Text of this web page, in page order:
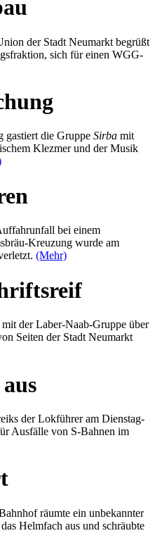
der Stadt Neumarkt begrüßt
sich für einen WGG-
gastiert die Gruppe Sirba mit
Klezmer und der Musik
bei einem
Kreuzung wurde am
(Mehr)
der Laber-Naab-Gruppe über
Seiten der Stadt Neumarkt
der Lokführer am Dienstag-
Ausfälle von S-Bahnen im
räumte ein unbekannter
Helmfach aus und schräubte